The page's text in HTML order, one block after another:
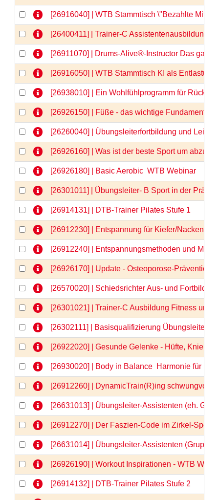
[26916040] | WTB Stammtisch \"Bezahlte
[26400411] | Trainer-C Assistentenausbildung,
[26911070] | Drums-Alive®-Instructor Das
[26916050] | WTB Stammtisch KI als
[26938010] | Ein Wohlfühlprogramm für Rücken
[26926150] | Füße - das wichtige Fundament -
[26260040] | Übungsleiterfortbildung und
[26926160] | Was ist der beste Sport um
[26926180] | Basic Aerobic  WTB Webinar
[26301011] | Übungsleiter- B Sport in der
[26914131] | DTB-Trainer Pilates Stufe 1
[26912230] | Entspannung für Kiefer/Nacken/
[26912240] | Entspannungsmethoden und
[26926170] | Update - Osteoporose-Prävention
[26570020] | Schiedsrichter Aus- und
[26301021] | Trainer-C Ausbildung Fitness und
[26302111] | Basisqualifizierung Übungsleiter-
[26922020] | Gesunde Gelenke - Hüfte, Knie &
[26930020] | Body in Balance  Harmonie für
[26912260] | DynamicTrain(R)ing
[26631013] | Übungsleiter-Assistenten (eh.
[26912270] | Der Faszien-Code im Zirkel-
[26631014] | Übungsleiter-Assistenten
[26926190] | Workout Inspirationen - WTB
[26914132] | DTB-Trainer Pilates Stufe 2